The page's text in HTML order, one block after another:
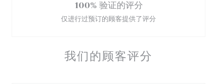
我们的顾客评分
100% 验证的评分
仅进行过预订的顾客提供了评分